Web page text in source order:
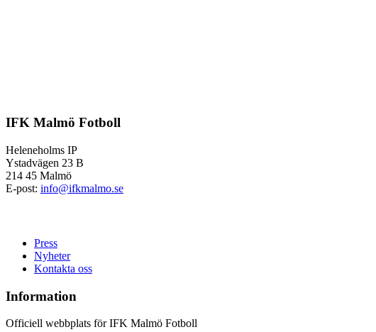
IFK Malmö Fotboll
Heleneholms IP
Ystadvägen 23 B
214 45 Malmö
E-post: info@ifkmalmo.se
Press
Nyheter
Kontakta oss
Information
Officiell webbplats för IFK Malmö Fotboll